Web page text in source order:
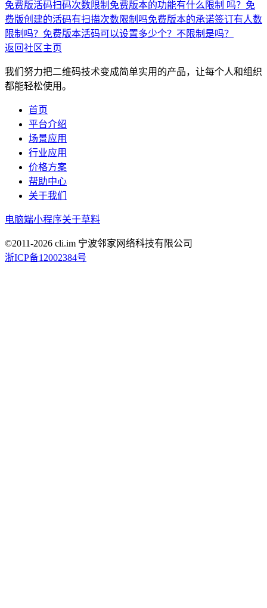
免费版活码扫码次数限制 免费版本的功能有什么限制 吗？ 免
费版创建的活码有扫描次数限制吗免费版本的承诺签订有人数
限制吗？ 免费版本活码可以设置多少个？不限制是吗？
返回社区主页
我们努力把二维码技术变成简单实用的产品，让每个人和组织
都能轻松使用。
首页
平台介绍
场景应用
行业应用
价格方案
帮助中心
关于我们
电脑端小程序关于草料
©2011-2026 cli.im 宁波邻家网络科技有限公司
浙ICP备12002384号